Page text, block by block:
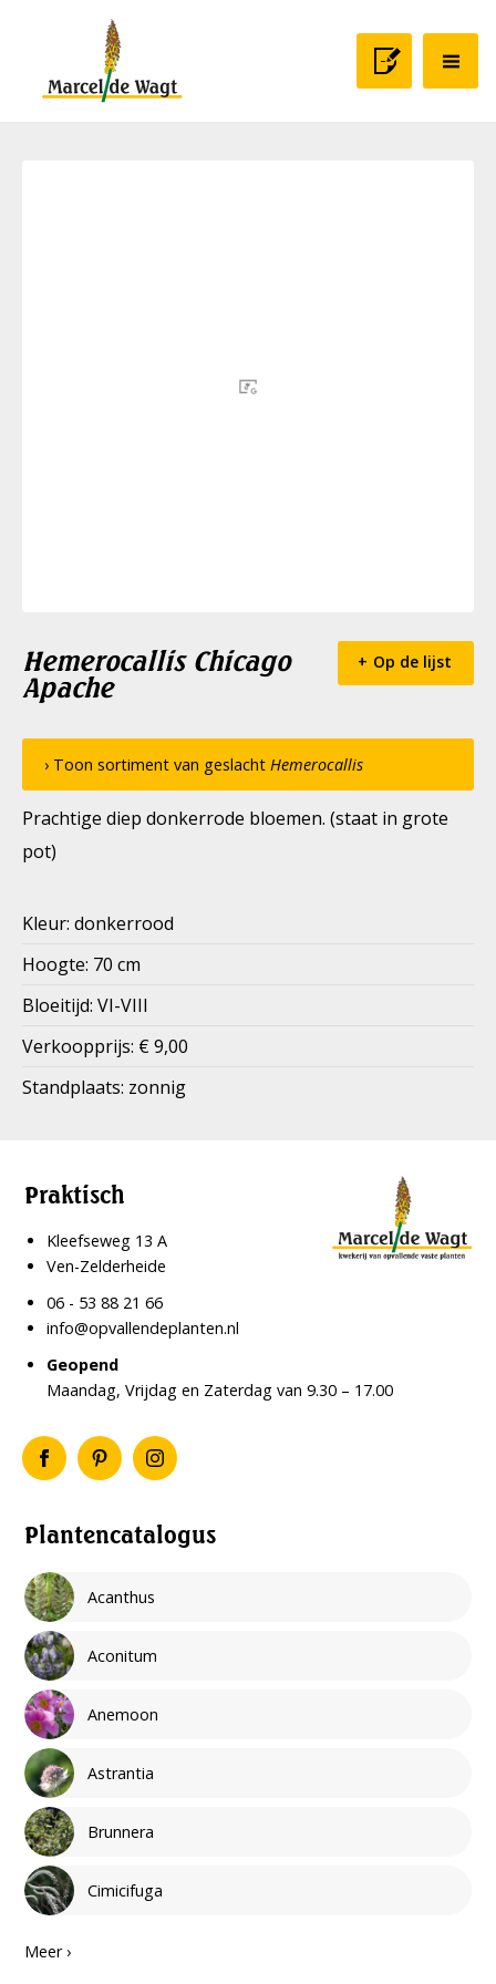
Hemerocallis Chicago
Apache
Op de lijst
› Toon sortiment van geslacht Hemerocallis
Prachtige diep donkerrode bloemen. (staat in grote
pot)
Kleur: donkerrood
Hoogte: 70 cm
Bloeitijd: VI-VIII
Verkoopprijs: € 9,00
Standplaats: zonnig
Plantencatalogus
Acanthus
Aconitum
Anemoon
Astrantia
Brunnera
Cimicifuga
Meer ›
Praktisch
Kleefseweg 13 A
Ven-Zelderheide
06 - 53 88 21 66
info@opvallendeplanten.nl
Geopend
Maandag, Vrijdag en Zaterdag van 9.30 – 17.00